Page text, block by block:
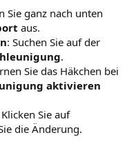
Sie ganz nach unten
aus.
: Suchen Sie auf der
.
Sie das Häkchen bei
aktivieren
Klicken Sie auf
die Änderung.